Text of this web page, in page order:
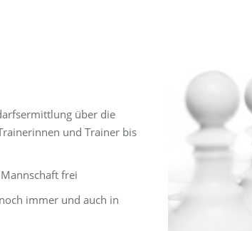
über die
und Trainer bis
frei
immer und auch in